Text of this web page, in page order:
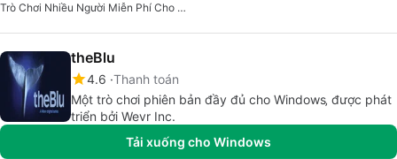
Trò Chơi Nhiều Người Miễn Phí Cho Windows
theBlu
4.6 Thanh toán
Một trò chơi phiên bản đầy đủ cho Windows‚ được phát
triển bởi Wevr Inc.
Tải xuống cho Windows